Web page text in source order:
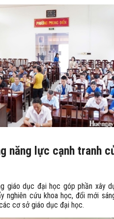
năng lực cạnh tranh
giáo dục đại học góp phần xây
nghiên cứu khoa học, đổi mới
cơ sở giáo dục đại học.